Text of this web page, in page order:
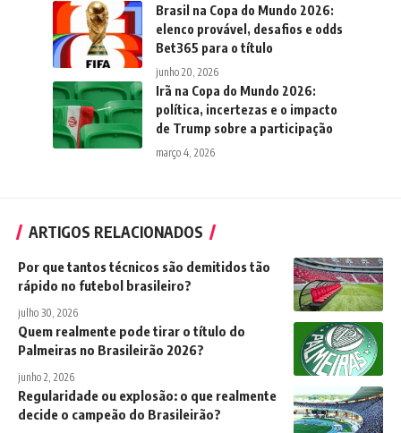
Brasil na Copa do Mundo 2026:
elenco provável, desafios e odds
Bet365 para o título
junho 20, 2026
Irã na Copa do Mundo 2026:
política, incertezas e o impacto
de Trump sobre a participação
março 4, 2026
ARTIGOS RELACIONADOS
Por que tantos técnicos são demitidos tão
rápido no futebol brasileiro?
julho 30, 2026
Quem realmente pode tirar o título do
Palmeiras no Brasileirão 2026?
junho 2, 2026
Regularidade ou explosão: o que realmente
decide o campeão do Brasileirão?